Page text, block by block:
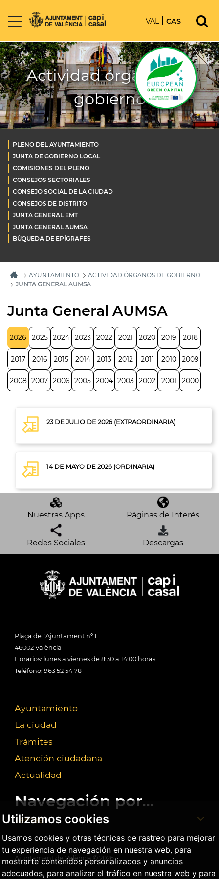
Utilizamos cookies
Usamos cookies y otras técnicas de rastreo para mejorar
tu experiencia de navegación en nuestra web, para
mostrarte contenidos personalizados y anuncios
adecuados, para analizar el tráfico en nuestra web y para
VAL CAS
Actividad órganos de
gobierno
PLENO DEL AYUNTAMIENTO
JUNTA DE GOBIERNO LOCAL
COMISIONES DEL PLENO
CONSEJOS SECTORIALES
CONSEJO SOCIAL DE LA CIUDAD
CONSEJOS DE DISTRITO
JUNTA GENERAL EMT
JUNTA GENERAL AUMSA
BÚQUEDA DE EPÍGRAFES
AYUNTAMIENTO
ACTIVIDAD ÓRGANOS DE GOBIERNO
JUNTA GENERAL AUMSA
Junta General AUMSA
2026 2025 2024 2023 2022 2021 2020 2019 2018
2017 2016 2015 2014 2013 2012 2011 2010 2009
2008 2007 2006 2005 2004 2003 2002 2001 2000
23 DE JULIO DE 2026 (EXTRAORDINARIA)
14 DE MAYO DE 2026 (ORDINARIA)
Nuestras Apps Páginas de Interés
Redes Sociales Descargas
Plaça de l'Ajuntament nº 1
46002 València
Horarios: lunes a viernes de 8:30 a 14:00 horas
Teléfono: 963 52 54 78
Ayuntamiento
La ciudad
Trámites
Atención ciudadana
Actualidad
Navegación por...
Temas
Ajuntament de València ©2026